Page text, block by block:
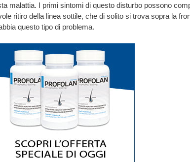
malattia. I primi sintomi di questo disturbo possono
ritiro della linea sottile, che di solito si trova sopra la
questo tipo di problema.